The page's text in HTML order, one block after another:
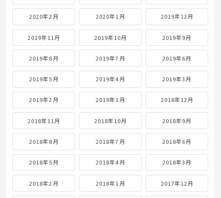
2020年2月 2020年1月 2019年12月
2019年11月 2019年10月 2019年9月
2019年8月 2019年7月 2019年6月
2019年5月 2019年4月 2019年3月
2019年2月 2019年1月 2018年12月
2018年11月 2018年10月 2018年9月
2018年8月 2018年7月 2018年6月
2018年5月 2018年4月 2018年3月
2018年2月 2018年1月 2017年12月